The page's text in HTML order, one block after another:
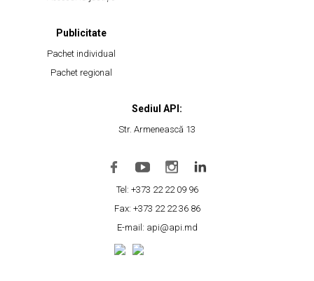
Publicitate
Pachet individual
Pachet regional
Sediul API:
Str. Armenească 13
Tel: +373 22 22 09 96
Fax: +373 22 22 36 86
E-mail: api@api.md